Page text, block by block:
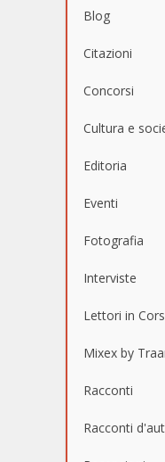
Blog
Citazioni
Concorsi
Cultura e
Editoria
Eventi
Fotografia
Interviste
Lettori in
Mixex by
Racconti
Racconti